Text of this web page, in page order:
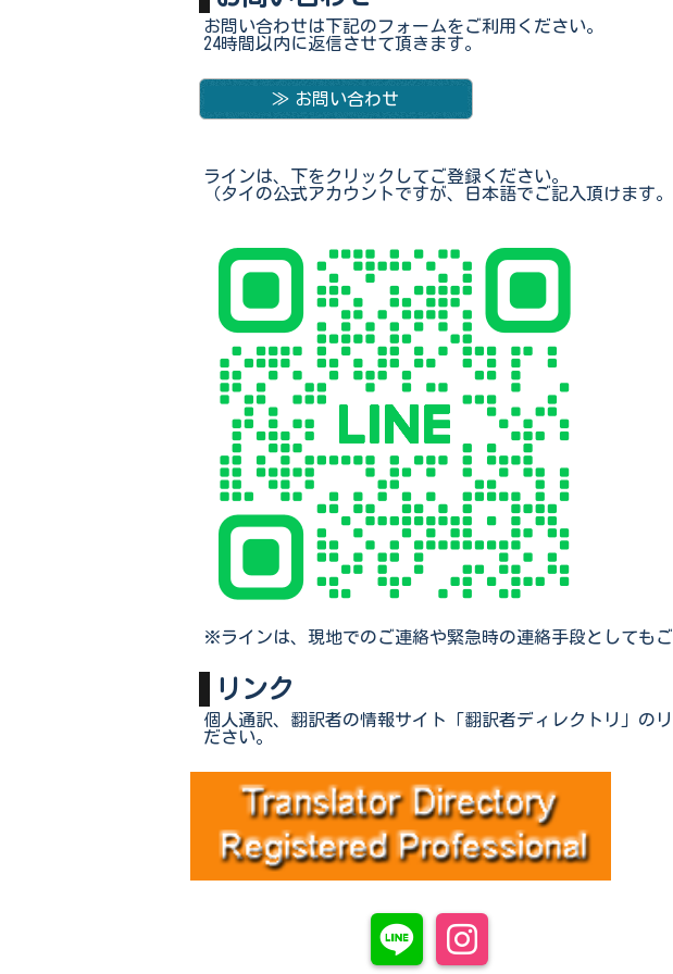
お問い合わせは下記のフォームをご利用ください。
24時間以内に返信させて頂きます。
お問い合わせ
ラインは、下をクリックしてご登録ください。
（タイの公式アカウントですが、日本語でご記入頂けます
※ラインは、現地でのご連絡や緊急時の連絡手段としても
リンク
個人通訳、翻訳者の情報サイト「翻訳者ディレクトリ」の
ださい。